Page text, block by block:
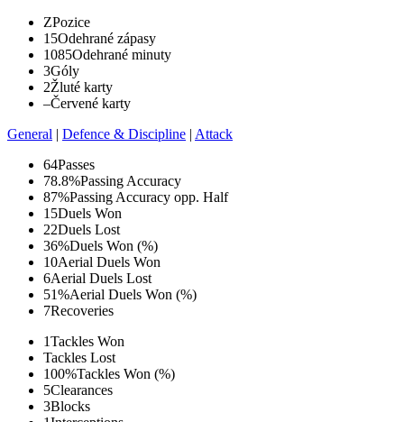
ZPozice
15Odehrané zápasy
1085Odehrané minuty
3Góly
2Žluté karty
–Červené karty
General | Defence & Discipline | Attack
64Passes
78.8%Passing Accuracy
87%Passing Accuracy opp. Half
15Duels Won
22Duels Lost
36%Duels Won (%)
10Aerial Duels Won
6Aerial Duels Lost
51%Aerial Duels Won (%)
7Recoveries
1Tackles Won
Tackles Lost
100%Tackles Won (%)
5Clearances
3Blocks